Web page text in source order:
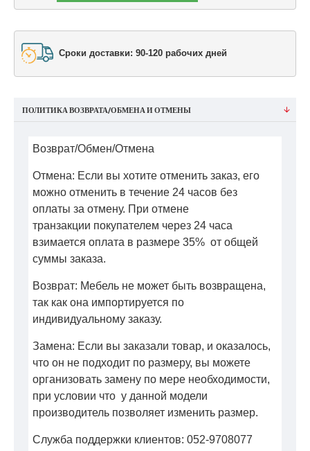
Сроки доставки: 90-120 рабочих дней
ПОЛИТИКА ВОЗВРАТА/ОБМЕНА И ОТМЕНЫ
Возврат/Обмен/Отмена
Отмена: Если вы хотите отменить заказ, его
можно отменить в течение 24 часов без
оплаты за отмену. При отмене
транзакции покупателем через 24 часа
взимается оплата в размере 35% от общей
суммы заказа.
Возврат: Мебель не может быть возвращена,
так как она импортируется по
индивидуальному заказу.
Замена: Если вы заказали товар, и оказалось,
что он не подходит по размеру, вы можете
организовать замену по мере необходимости,
при условии что у данной модели
производитель позволяет изменить размер.
Служба поддержки клиентов: 052-9708077